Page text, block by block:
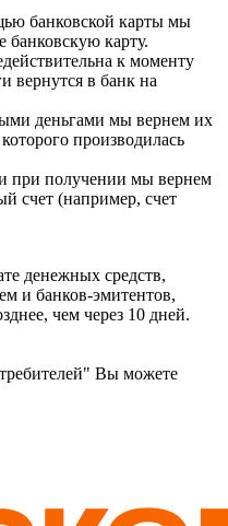
банковской карты мы
банковскую карту.
к моменту
вернутся в банк на
деньгами мы вернем их
производилась
при получении мы вернем
счет (например, счет
денежных средств,
и банков-эмитентов,
чем через 10 дней.
Вы можете